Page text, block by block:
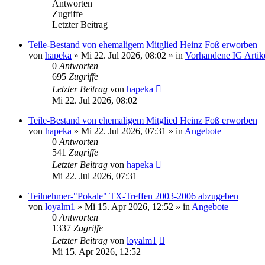
Antworten
Zugriffe
Letzter Beitrag
Teile-Bestand von ehemaligem Mitglied Heinz Foß erworben
von hapeka » Mi 22. Jul 2026, 08:02 » in Vorhandene IG
0 Antworten
695 Zugriffe
Letzter Beitrag von hapeka
Mi 22. Jul 2026, 08:02
Teile-Bestand von ehemaligem Mitglied Heinz Foß erworben
von hapeka » Mi 22. Jul 2026, 07:31 » in Angebote
0 Antworten
541 Zugriffe
Letzter Beitrag von hapeka
Mi 22. Jul 2026, 07:31
Teilnehmer-"Pokale" TX-Treffen 2003-2006 abzugeben
von loyalm1 » Mi 15. Apr 2026, 12:52 » in Angebote
0 Antworten
1337 Zugriffe
Letzter Beitrag von loyalm1
Mi 15. Apr 2026, 12:52